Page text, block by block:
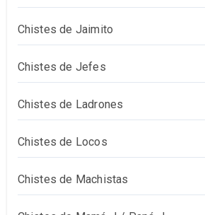
Chistes de Jaimito
Chistes de Jefes
Chistes de Ladrones
Chistes de Locos
Chistes de Machistas